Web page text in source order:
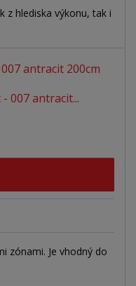
z hlediska výkonu, tak i
007 antracit...
zónami. Je vhodný do